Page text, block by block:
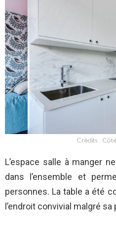
Crédits :
L’espace salle à manger
dans l’ensemble et
personnes. La table a été
l’endroit convivial malgré